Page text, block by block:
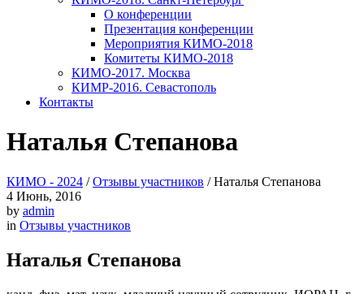
О конференции
Презентация конференции
Мероприятия КИМО-2018
Комитеты КИМО-2018
КИМО-2017. Москва
КИМР-2016. Севастополь
Контакты
Наталья Степанова
КИМО - 2024 /Отзывы участников /Наталья Степанова
4 Июнь, 2016
by admin
in Отзывы участников
Наталья Степанова